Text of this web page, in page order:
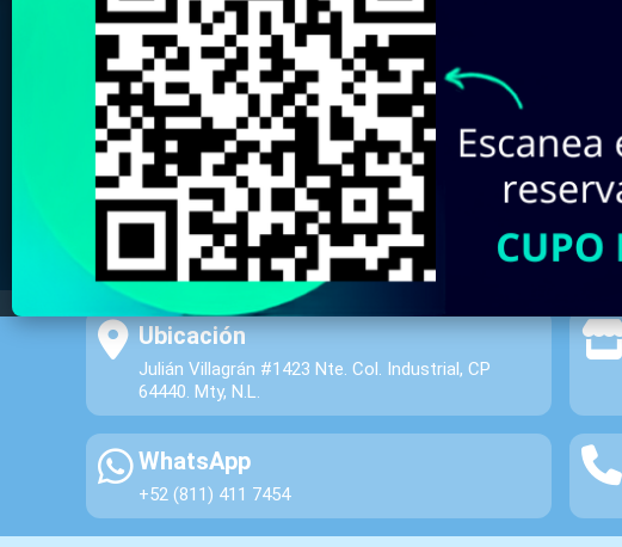
Revisa aquí nuestro
Catálogo de
Marcas
Buscar Limpiar
Ubicación
Julián Villagrán #1423 Nte. Col. Industrial, CP
64440. Mty, N.L.
WhatsApp
+52 (811) 411 7454